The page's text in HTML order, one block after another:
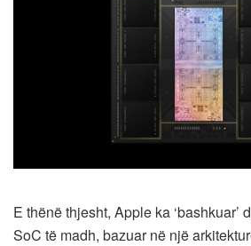
E thënë thjesht, Apple ka ‘bashkuar’
SoC të madh, bazuar në një